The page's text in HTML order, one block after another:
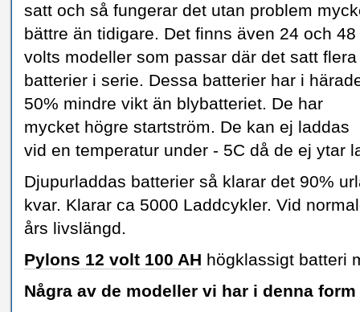
satt och så fungerar det utan problem
bättre än tidigare. Det finns även 24 och 48
volts modeller som passar där det satt flera
batterier i serie. Dessa batterier har i
50% mindre vikt än blybatteriet. De har
mycket högre startström. De kan ej laddas
vid en temperatur under - 5C då de ej ytar
Djupurladdas batterier så klarar det 90%
kvar. Klarar ca 5000 Laddcykler. Vid
års livslängd.
Pylons 12 volt 100 AH högklassigt batteri
Några av de modeller vi har i denna form